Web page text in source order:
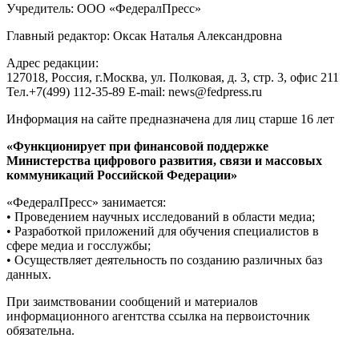
Учредитель: ООО «ФедералПресс»
Главный редактор: Оксак Наталья Александровна
Адрес редакции:
127018, Россия, г.Москва, ул. Полковая, д. 3, стр. 3, офис 211
Тел.+7(499) 112-35-89 E-mail: news@fedpress.ru
Информация на сайте предназначена для лиц старше 16 лет
«Функционирует при финансовой поддержке
Министерства цифрового развития, связи и массовых
коммуникаций Российской Федерации»
«ФедералПресс» занимается:
• Проведением научных исследований в области медиа;
• Разработкой приложений для обучения специалистов в
сфере медиа и госслужбы;
• Осуществляет деятельность по созданию различных баз
данных.
При заимствовании сообщений и материалов
информационного агентства ссылка на первоисточник
обязательна.